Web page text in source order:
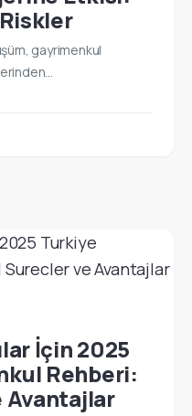
gayrimenkul
İçin 2025
Rehberi:
Avantajlar